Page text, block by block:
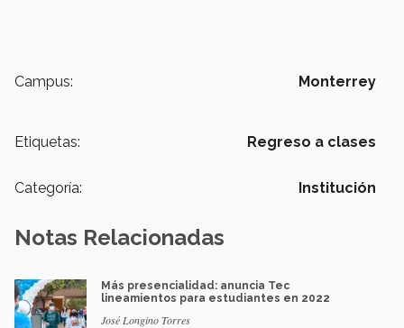
Campus: Monterrey
Etiquetas: Regreso a clases
Categoría: Institución
Notas Relacionadas
Más presencialidad: anuncia Tec
lineamientos para estudiantes en 2022
José Longino Torres